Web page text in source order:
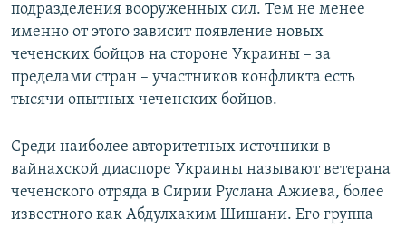
подразделения вооруженных сил. Тем не менее
именно от этого зависит появление новых
чеченских бойцов на стороне Украины – за
пределами стран – участников конфликта есть
тысячи опытных чеченских бойцов.
Среди наиболее авторитетных источники в
вайнахской диаспоре Украины называют ветерана
чеченского отряда в Сирии Руслана Ажиева, более
известного как Абдулхаким Шишани. Его группа